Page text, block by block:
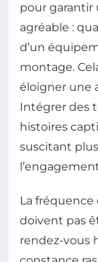
pour garantir
agréable :
d’un
montage.
éloigner une
Intégrer des
histoires
suscitant
La
doivent pas
rendez-vous